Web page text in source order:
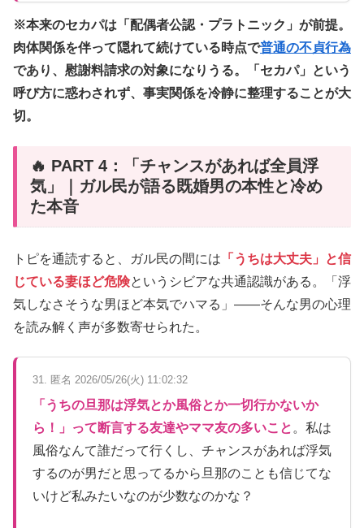
※本来のセカパは「配偶者公認・プラトニック」が前提。
肉体関係を伴って隠れて続けている時点で普通の不貞行為
であり、慰謝料請求の対象になりうる。「セカパ」という
呼び方に惑わされず、事実関係を冷静に整理することが大
切。
🔥 PART 4：「チャンスがあれば全員浮
気」｜ガル民が語る既婚男の本性と冷め
た本音
トピを通読すると、ガル民の間には 「うちは大丈夫」と信
じている妻ほど危険というシビアな共通認識がある。「浮
気しなさそうな男ほど本気でハマる」――そんな男の心理
を読み解く声が多数寄せられた。
31. 匿名 2026/05/26(火) 11:02:32
「うちの旦那は浮気とか風俗とか一切行かないか
ら！」って断言する友達やママ友の多いこと。私は
風俗なんて誰だって行くし、チャンスがあれば浮気
するのが男だと思ってるから旦那のことも信じてな
いけど私みたいなのが少数なのかな？